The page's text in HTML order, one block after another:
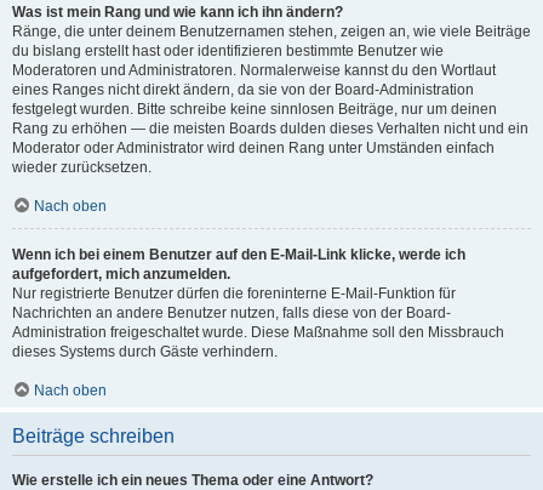
Was ist mein Rang und wie kann ich ihn ändern?
Ränge, die unter deinem Benutzernamen stehen, zeigen an, wie viele Beiträge
du bislang erstellt hast oder identifizieren bestimmte Benutzer wie
Moderatoren und Administratoren. Normalerweise kannst du den Wortlaut
eines Ranges nicht direkt ändern, da sie von der Board-Administration
festgelegt wurden. Bitte schreibe keine sinnlosen Beiträge, nur um deinen
Rang zu erhöhen — die meisten Boards dulden dieses Verhalten nicht und ein
Moderator oder Administrator wird deinen Rang unter Umständen einfach
wieder zurücksetzen.
Nach oben
Wenn ich bei einem Benutzer auf den E-Mail-Link klicke, werde ich
aufgefordert, mich anzumelden.
Nur registrierte Benutzer dürfen die foreninterne E-Mail-Funktion für
Nachrichten an andere Benutzer nutzen, falls diese von der Board-
Administration freigeschaltet wurde. Diese Maßnahme soll den Missbrauch
dieses Systems durch Gäste verhindern.
Nach oben
Beiträge schreiben
Wie erstelle ich ein neues Thema oder eine Antwort?